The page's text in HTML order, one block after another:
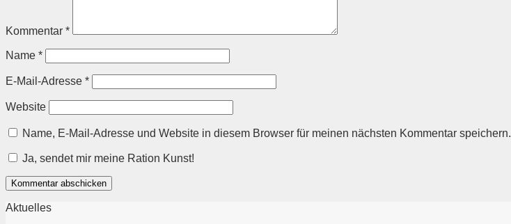
Kommentar *
Name *
E-Mail-Adresse *
Website
Name, E-Mail-Adresse und Website in diesem Browser für meinen nächsten Kommentar speichern.
Ja, sendet mir meine Ration Kunst!
Aktuelles